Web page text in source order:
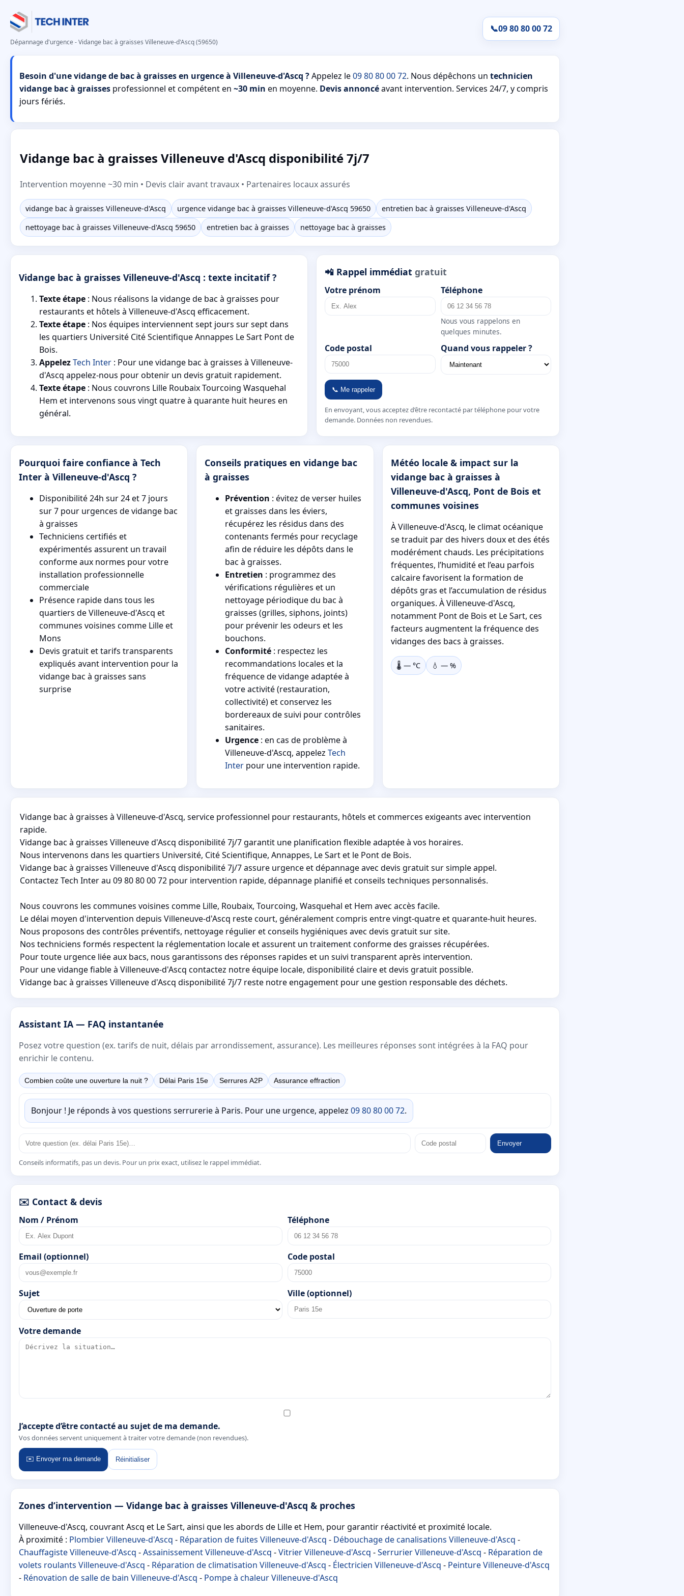
Dépannage d'urgence - Vidange bac à graisses Villeneuve-d'Ascq (59650)
📞09 80 80 00 72
Besoin d'une vidange de bac à graisses en urgence à Villeneuve-d'Ascq ?Appelez le09 80 80 00 72. Nous dépêchons un technicien
vidange bac à graisses professionnel et compétent en ~30 min en moyenne. Devis annoncéavant intervention. Services 24/7, y compris
jours fériés.
Vidange bac à graisses Villeneuve d'Ascq disponibilité 7j/7
Intervention moyenne ~30 min • Devis clair avant travaux • Partenaires locaux assurés
vidange bac à graisses Villeneuve-d'Ascq urgence vidange bac à graisses Villeneuve-d'Ascq 59650
entretien bac à graisses Villeneuve-d'Ascq
nettoyage bac à graisses Villeneuve-d'Ascq 59650
entretien bac à graisses nettoyage bac à graisses
Vidange bac à graisses Villeneuve-d'Ascq : texte incitatif ?
Texte étape : Nous réalisons la vidange de bac à graisses pour
restaurants et hôtels à Villeneuve-d'Ascq efficacement.
Texte étape : Nos équipes interviennent sept jours sur sept dans
les quartiers Université Cité Scientifique Annappes Le Sart Pont de
Bois.
AppelezTech Inter : Pour une vidange bac à graisses à Villeneuve-
d'Ascq appelez-nous pour obtenir un devis gratuit rapidement.
Texte étape : Nous couvrons Lille Roubaix Tourcoing Wasquehal
Hem et intervenons sous vingt quatre à quarante huit heures en
général.
📲 Rappel immédiatgratuit
Votre prénom Téléphone
Nous vous rappelons en
quelques minutes.
Code postal Quand vous rappeler ?
📞 Me rappeler
En envoyant, vous acceptez d’être recontacté par téléphone pour votre
demande. Données non revendues.
Pourquoi faire confiance à Tech
Inter à Villeneuve-d'Ascq ?
Disponibilité 24h sur 24 et 7 jours
sur 7 pour urgences de vidange bac
à graisses
Techniciens certifiés et
expérimentés assurent un travail
conforme aux normes pour votre
installation professionnelle
commerciale
Présence rapide dans tous les
quartiers de Villeneuve-d'Ascq et
communes voisines comme Lille et
Mons
Devis gratuit et tarifs transparents
expliqués avant intervention pour la
vidange bac à graisses sans
surprise
Conseils pratiques en vidange bac
à graisses
Prévention : évitez de verser huiles
et graisses dans les éviers,
récupérez les résidus dans des
contenants fermés pour recyclage
afin de réduire les dépôts dans le
bac à graisses.
Entretien : programmez des
vérifications régulières et un
nettoyage périodique du bac à
graisses (grilles, siphons, joints)
pour prévenir les odeurs et les
bouchons.
Conformité : respectez les
recommandations locales et la
fréquence de vidange adaptée à
votre activité (restauration,
collectivité) et conservez les
bordereaux de suivi pour contrôles
sanitaires.
Urgence : en cas de problème à
Villeneuve-d'Ascq, appelezTech
Inter pour une intervention rapide.
Météo locale & impact sur la
vidange bac à graisses à
Villeneuve-d'Ascq, Pont de Bois et
communes voisines
À Villeneuve-d'Ascq, le climat océanique
se traduit par des hivers doux et des étés
modérément chauds. Les précipitations
fréquentes, l’humidité et l’eau parfois
calcaire favorisent la formation de
dépôts gras et l’accumulation de résidus
organiques. À Villeneuve-d'Ascq,
notamment Pont de Bois et Le Sart, ces
facteurs augmentent la fréquence des
vidanges des bacs à graisses.
🌡️ —°C 💧 —%
Vidange bac à graisses à Villeneuve-d'Ascq, service professionnel pour restaurants, hôtels et commerces exigeants avec intervention
rapide.
Vidange bac à graisses Villeneuve d'Ascq disponibilité 7j/7 garantit une planification flexible adaptée à vos horaires.
Nous intervenons dans les quartiers Université, Cité Scientifique, Annappes, Le Sart et le Pont de Bois.
Vidange bac à graisses Villeneuve d'Ascq disponibilité 7j/7 assure urgence et dépannage avec devis gratuit sur simple appel.
Contactez Tech Inter au 09 80 80 00 72 pour intervention rapide, dépannage planifié et conseils techniques personnalisés.
Nous couvrons les communes voisines comme Lille, Roubaix, Tourcoing, Wasquehal et Hem avec accès facile.
Le délai moyen d'intervention depuis Villeneuve-d'Ascq reste court, généralement compris entre vingt-quatre et quarante-huit heures.
Nous proposons des contrôles préventifs, nettoyage régulier et conseils hygiéniques avec devis gratuit sur site.
Nos techniciens formés respectent la réglementation locale et assurent un traitement conforme des graisses récupérées.
Pour toute urgence liée aux bacs, nous garantissons des réponses rapides et un suivi transparent après intervention.
Pour une vidange fiable à Villeneuve-d'Ascq contactez notre équipe locale, disponibilité claire et devis gratuit possible.
Vidange bac à graisses Villeneuve d'Ascq disponibilité 7j/7 reste notre engagement pour une gestion responsable des déchets.
Assistant IA — FAQ instantanée
Posez votre question (ex. tarifs de nuit, délais par arrondissement, assurance). Les meilleures réponses sont intégrées à la FAQ pour
enrichir le contenu.
Combien coûte une ouverture la nuit ? Délai Paris 15e Serrures A2P Assurance effraction
Bonjour ! Je réponds à vos questions serrurerie à Paris. Pour une urgence, appelez 09 80 80 00 72.
Envoyer
Conseils informatifs, pas un devis. Pour un prix exact, utilisez le rappel immédiat.
✉️ Contact & devis
Nom / Prénom Téléphone
Email (optionnel) Code postal
Sujet Ville (optionnel)
Votre demande
J’accepte d’être contacté au sujet de ma demande.
Vos données servent uniquement à traiter votre demande (non revendues).
✉️ Envoyer ma demande Réinitialiser
Zones d’intervention — Vidange bac à graisses Villeneuve-d'Ascq & proches
Villeneuve-d'Ascq, couvrant Ascq et Le Sart, ainsi que les abords de Lille et Hem, pour garantir réactivité et proximité locale.
À proximité : Plombier Villeneuve-d'Ascq - Réparation de fuites Villeneuve-d'Ascq - Débouchage de canalisations Villeneuve-d'Ascq -
Chauffagiste Villeneuve-d'Ascq -Assainissement Villeneuve-d'Ascq -Vitrier Villeneuve-d'Ascq -Serrurier Villeneuve-d'Ascq - Réparation de
volets roulants Villeneuve-d'Ascq - Réparation de climatisation Villeneuve-d'Ascq - Électricien Villeneuve-d'Ascq - Peinture Villeneuve-d'Ascq
- Rénovation de salle de bain Villeneuve-d'Ascq - Pompe à chaleur Villeneuve-d'Ascq